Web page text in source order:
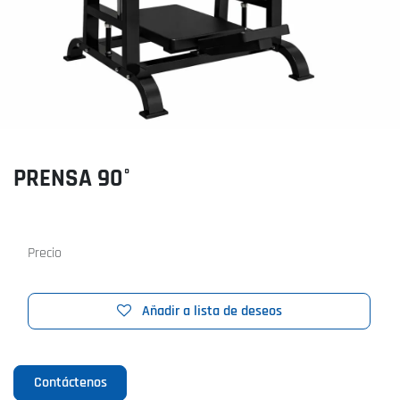
PRENSA 90°
Añadir a lista de deseos
Precio
Contáctenos